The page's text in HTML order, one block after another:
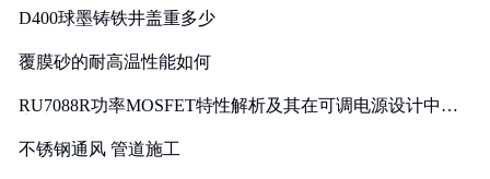
D400球墨铸铁井盖重多少
覆膜砂的耐高温性能如何
RU7088R功率MOSFET特性解析及其在可调电源设计中的
不锈钢通风 管道施工